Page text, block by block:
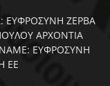
ΕΥΦΡΟΣΥΝΗ ΖΕΡΒΑ
ΑΡΧΟΝΤΙΑ
ΕΥΦΡΟΣΥΝΗ
ΕΕ